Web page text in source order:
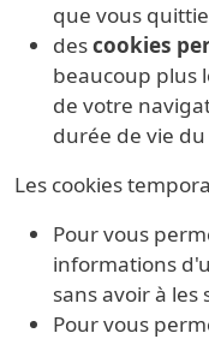
que vous
descookies
beaucoup plus
de votre
durée de vie
Les cookies
Pour vous
informations
sans avoir à les
Pour vous